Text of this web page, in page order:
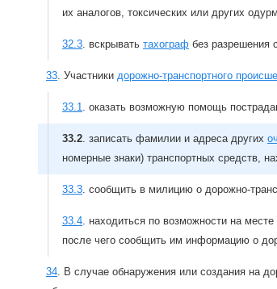
их аналогов, токсических или других
32.3. вскрывать тахограф без разрешения
33. Участники дорожно-транспортного
33.1. оказать возможную помощь
33.2. записать фамилии и адреса других
номерные знаки) транспортных средств,
33.3. сообщить в милицию о дорожно-
33.4. находиться по возможности на
после чего сообщить им информацию о
34. В случае обнаружения или создания на